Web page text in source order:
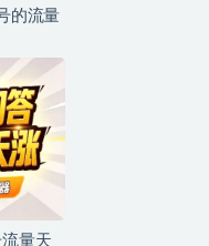
的流量
量天